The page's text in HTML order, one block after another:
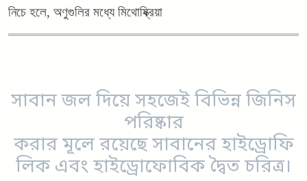
নিচে হলে, অণুগুলির মধ্যে মিথোষ্ক্রিয়া
সাবান জল দিয়ে সহজেই বিভিন্ন জিনিস
পরিষ্কার
করার মূলে রয়েছে সাবানের হাইড্রোফি
লিক এবং হাইড্রোফোবিক দ্বৈত চরিত্র।